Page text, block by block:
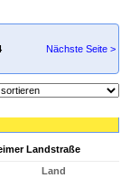
Nächste Seite >
Landstraße
Land